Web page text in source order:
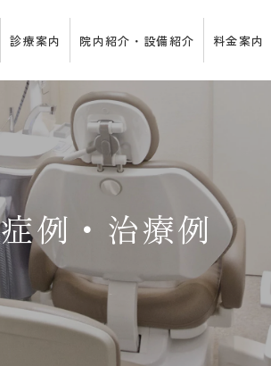
診療案内 院内紹介・設備紹介 料金案内
症例・治療例